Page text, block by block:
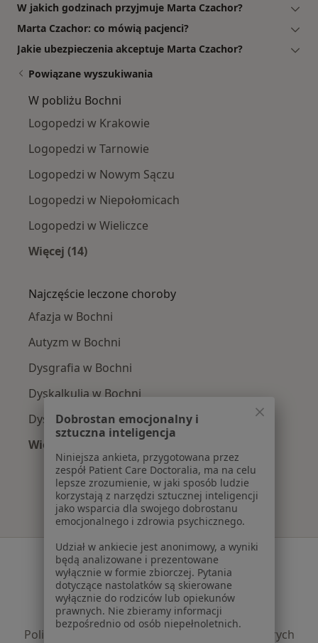
W jakich godzinach przyjmuje Marta Czachor?
Marta Czachor: co mówią pacjenci?
Jakie ubezpieczenia akceptuje Marta Czachor?
Powiązane wyszukiwania
W pobliżu Bochni
Logopedzi w Krakowie
Logopedzi w Tarnowie
Logopedzi w Nowym Sączu
Logopedzi w Niepołomicach
Logopedzi w Wieliczce
Więcej (14)
Najczęście leczone choroby
Afazja w Bochni
Autyzm w Bochni
Dysgrafia w Bochni
Dyskalkulia w Bochni
Dysleksja w Bochni
Więcej (15)
Więcej w kategorii: Najczęście leczone
Serwis
Regulamin
Polityka prywatności pacjentów
Polityka prywatności profesjonalistów
Polityka prywatności dla profesjonalistów, których
Dobrostan emocjonalny i
sztuczna inteligencja
Niniejsza ankieta, przygotowana przez
zespół Patient Care Doctoralia, ma na celu
lepsze zrozumienie, w jaki sposób ludzie
korzystają z narzędzi sztucznej inteligencji
jako wsparcia dla swojego dobrostanu
emocjonalnego i zdrowia psychicznego.
Udział w ankiecie jest anonimowy, a wyniki
będą analizowane i prezentowane
wyłącznie w formie zbiorczej. Pytania
dotyczące nastolatków są skierowane
wyłącznie do rodziców lub opiekunów
prawnych. Nie zbieramy informacji
bezpośrednio od osób niepełnoletnich.